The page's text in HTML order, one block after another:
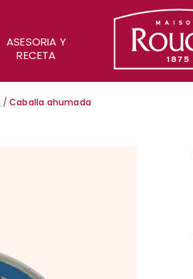
Maison Rougié
ASESORIA Y
RECETA
/Caballa ahumada